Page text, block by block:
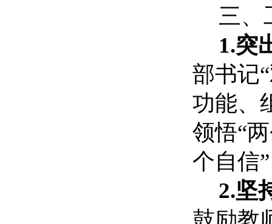
三、
1.突
部书记
功能、
领悟“
个自信
2.坚